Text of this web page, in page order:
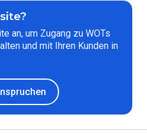
an, um Zugang zu WOTs
und mit Ihren Kunden in